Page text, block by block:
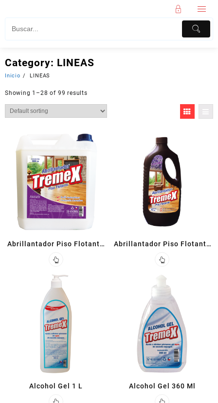
Category: LINEAS
Inicio LINEAS
Showing 1–28 of 99 results
Abrillantador Piso Flotante
5 L
Abrillantador Piso Flotante
Lavanda 900cc
Alcohol Gel 1 L Alcohol Gel 360 Ml